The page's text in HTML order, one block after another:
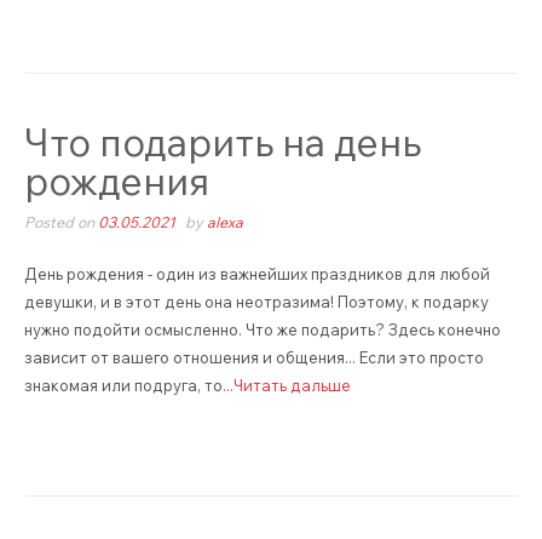
Что подарить на день
рождения
Posted on 03.05.2021 by alexa
День рождения - один из важнейших праздников для любой
девушки, и в этот день она неотразима! Поэтому, к подарку
нужно подойти осмысленно. Что же подарить? Здесь конечно
зависит от вашего отношения и общения... Если это просто
знакомая или подруга, то...Читать дальше